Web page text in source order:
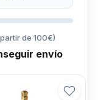
de 100€)
envío